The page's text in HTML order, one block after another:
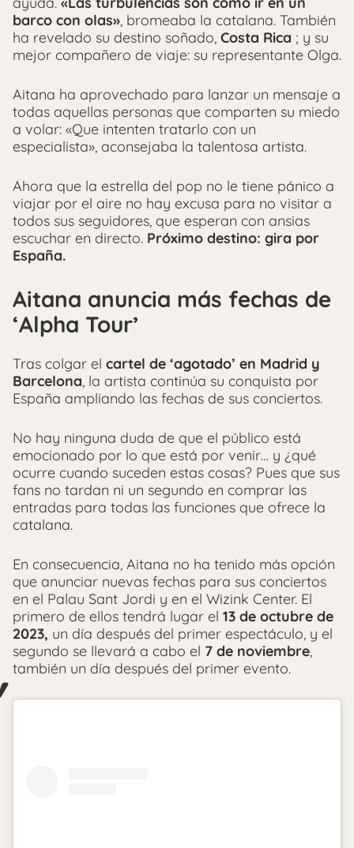
barco con olas», bromeaba la catalana. También
ha revelado su destino soñado, Costa Rica ; y su
mejor compañero de viaje: su representante Olga.
Aitana ha aprovechado para lanzar un mensaje a
todas aquellas personas que comparten su miedo
a volar: «Que intenten tratarlo con un
especialista», aconsejaba la talentosa artista.
Ahora que la estrella del pop no le tiene pánico a
viajar por el aire no hay excusa para no visitar a
todos sus seguidores, que esperan con ansias
escuchar en directo. Próximo destino: gira por
España.
Aitana anuncia más fechas de
‘Alpha Tour’
Tras colgar el cartel de ‘agotado’ en Madrid y
Barcelona, la artista continúa su conquista por
España ampliando las fechas de sus conciertos.
No hay ninguna duda de que el público está
emocionado por lo que está por venir… y ¿qué
ocurre cuando suceden estas cosas? Pues que sus
fans no tardan ni un segundo en comprar las
entradas para todas las funciones que ofrece la
catalana.
En consecuencia, Aitana no ha tenido más opción
que anunciar nuevas fechas para sus conciertos
en el Palau Sant Jordi y en el Wizink Center. El
primero de ellos tendrá lugar el 13 de octubre de
2023, un día después del primer espectáculo, y el
segundo se llevará a cabo el 7 de noviembre,
también un día después del primer evento.